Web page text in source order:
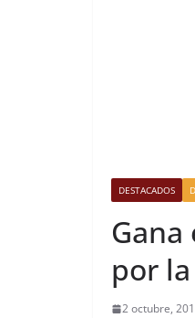
DESTACADOS
por la
2 octubre,